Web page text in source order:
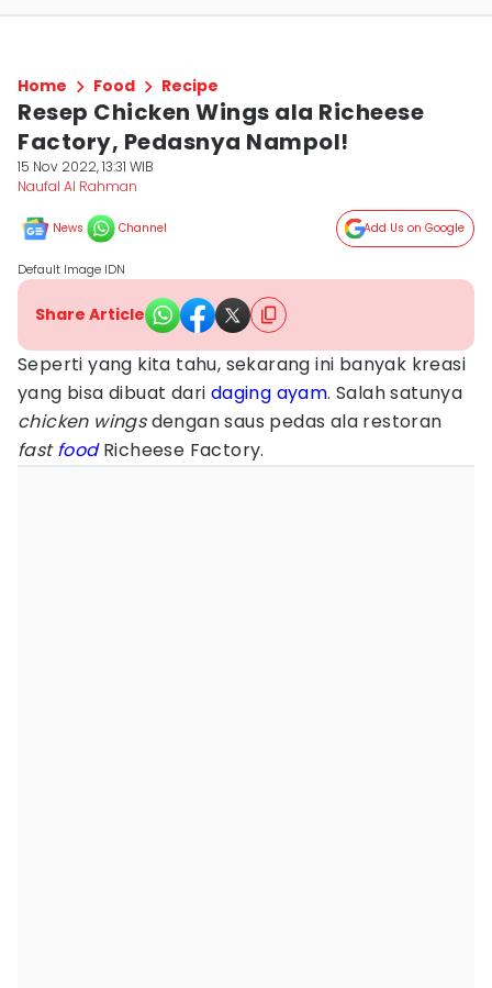
Home Food Recipe
Resep Chicken Wings ala Richeese
Factory, Pedasnya Nampol!
15 Nov 2022, 13:31 WIB
Naufal Al Rahman
News Channel Add Us on Google
Default Image IDN
Share Article
Seperti yang kita tahu, sekarang ini banyak kreasi
yang bisa dibuat dari daging ayam. Salah satunya
chicken wingsdengan saus pedas ala restoran
fastfoodRicheese Factory.